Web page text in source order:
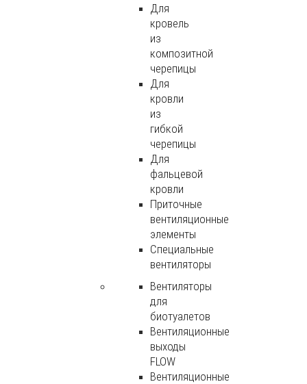
Для
кровель
из
композитной
черепицы
Для
кровли
из
гибкой
черепицы
Для
фальцевой
кровли
Приточные
вентиляционные
элементы
Специальные
вентиляторы
Вентиляторы
для
биотуалетов
Вентиляционные
выходы
FLOW
Вентиляционные